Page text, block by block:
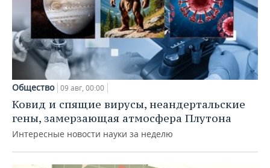
Общество 09 авг, 00:00
Ковид и спящие вирусы, неандертальские
гены, замерзающая атмосфера Плутона
Интересные новости науки за неделю